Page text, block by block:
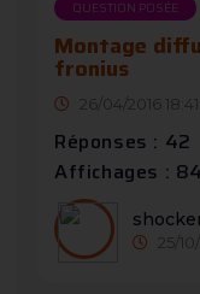
QUESTION POSÉE
Montage
fronius
26/04/2016
Réponses : 42
Affichages :
25/